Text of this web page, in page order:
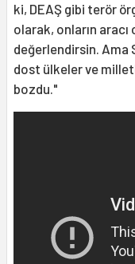
ki, DEAŞ gibi terör
olarak, onların
değerlendirsin. Ama
dost ülkeler ve
bozdu."